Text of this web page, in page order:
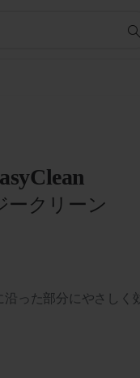
ークリーン
った部分にやさしく